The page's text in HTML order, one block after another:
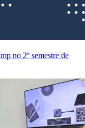
no 2º semestre de